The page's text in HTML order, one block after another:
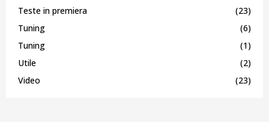
Teste in premiera
(23)
Tuning
(6)
Tuning
(1)
Utile
(2)
Video
(23)